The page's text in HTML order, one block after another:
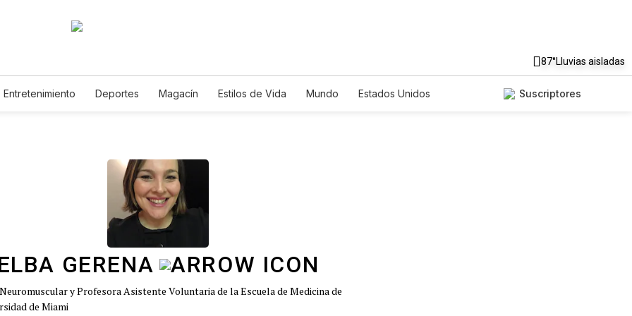
87°Lluvias aisladas
Entretenimiento Deportes Magacín Estilos de Vida Mundo
Estados Unidos
Suscriptores
GERENA
y Profesora Asistente Voluntaria de la Escuela de Medicina de
de Miami